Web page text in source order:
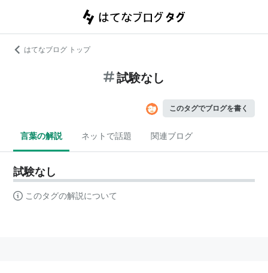
はてなブログ トップ
試験なし
このタグでブログを書く
言葉の解説 ネットで話題 関連ブログ
試験なし
このタグの解説について